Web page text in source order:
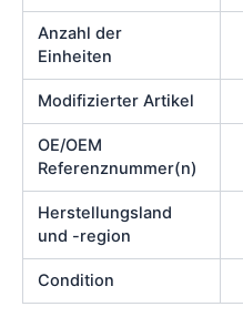
Anzahl der
Einheiten
Modifizierter Artikel
OE/OEM
Referenznummer(n)
Herstellungsland
und -region
Condition